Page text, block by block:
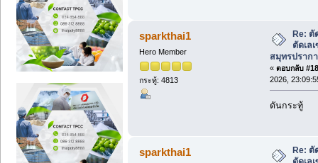
sparkthai1
Hero Member
กระทู้: 4813
Re: ตั
ตัดเล
สมุทรปราก
« ตอบกลับ
2026,
ดันกระทู้
sparkthai1
Re: ตั